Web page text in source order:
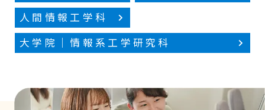
人間情報工学科
大学院｜情報系工学研究科